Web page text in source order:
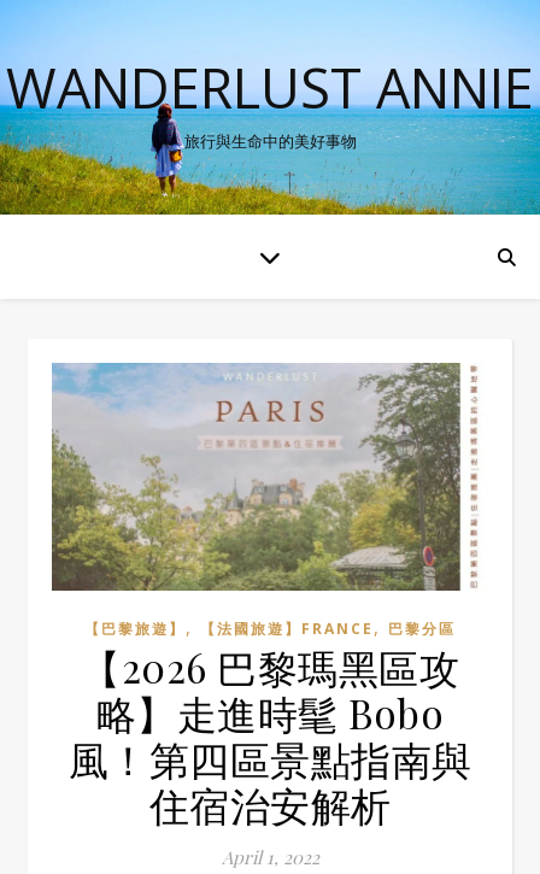
WANDERLUST ANNIE
旅行與生命中的美好事物
【巴黎旅遊】 , 【法國旅遊】FRANCE , 巴黎分區
【2026 巴黎瑪黑區攻
略】走進時髦 Bobo
風！第四區景點指南與
住宿治安解析
April 1, 2022